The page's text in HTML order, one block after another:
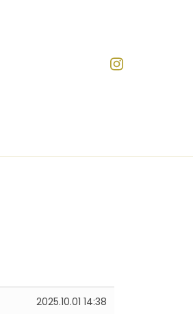
2025.10.01 14:38